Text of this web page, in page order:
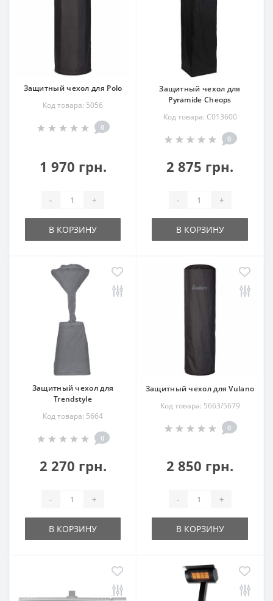
Защитный чехол для Polo
Код товара: 5056
0
1 970 грн.
- +
В КОРЗИНУ
Защитный чехол для
Pyramide Cheops
Код товара: C013600
0
2 875 грн.
- +
В КОРЗИНУ
Защитный чехол для
Trendstyle
Код товара: 5664
0
2 270 грн.
- +
В КОРЗИНУ
Защитный чехол для Vulano
Код товара: 5663/5679
0
2 850 грн.
- +
В КОРЗИНУ